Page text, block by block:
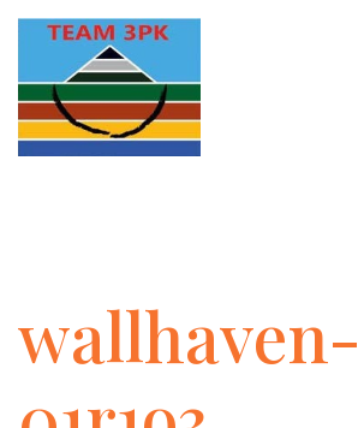
wallhaven-
01r1o3
wallhaven-